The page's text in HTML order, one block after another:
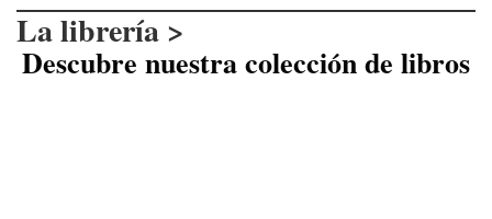
La librería >
Descubre nuestra colección de libros